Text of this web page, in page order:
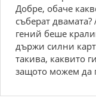
Добре, обаче
съберат
гений беше
държи силни
такива, каквито
защото можем да